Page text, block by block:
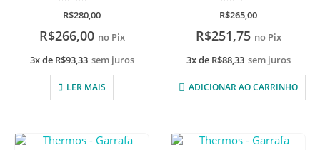
de 5
R$280,00
R$266,00 no Pix
3x de R$93,33 sem juros
LER MAIS
de 5
R$265,00
R$251,75 no Pix
3x de R$88,33 sem juros
ADICIONAR AO CARRINHO